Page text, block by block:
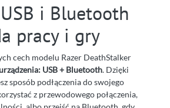
i Bluetooth
pracy i gry
cech modelu Razer DeathStalker
USB + Bluetooth. Dzięki
sposób podłączenia do swojego
z przewodowego połączenia,